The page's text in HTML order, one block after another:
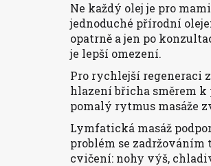
Ne každý olej je pro
jednoduché přírodní
opatrně a jen po
je lepší omezení.
Pro rychlejší regeneraci
hlazení břicha směrem k
pomalý rytmus masáže
Lymfatická masáž
problém se zadržováním
cvičení: nohy výš,